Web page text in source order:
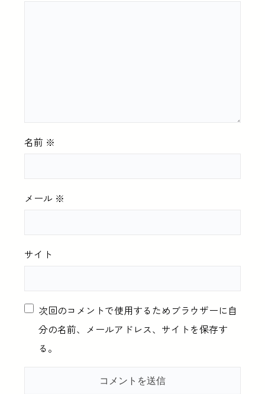
名前 ※
メール ※
サイト
次回のコメントで使用するためブラウザーに自
分の名前、メールアドレス、サイトを保存す
る。